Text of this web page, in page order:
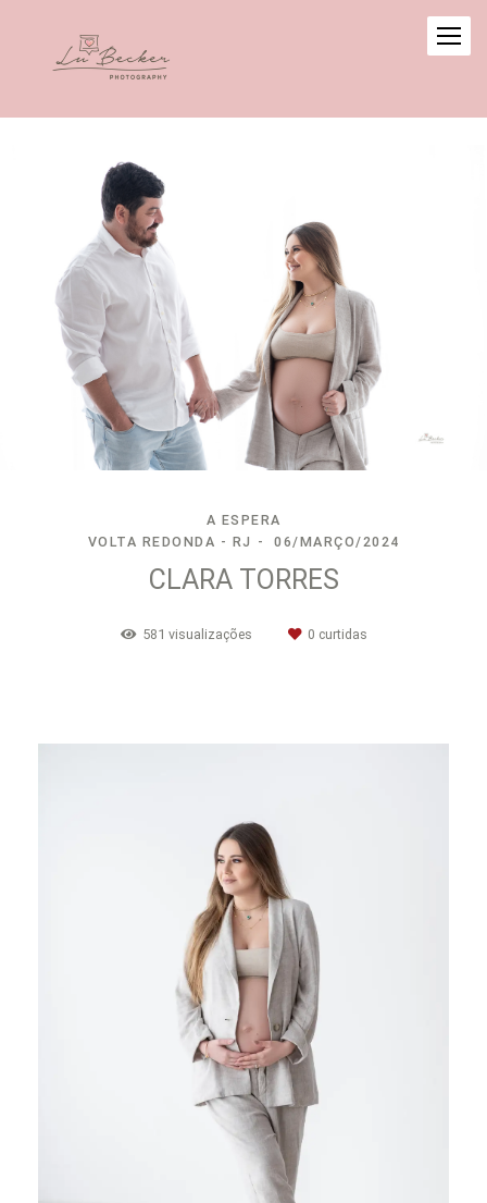
A ESPERA
VOLTA REDONDA - RJ
06/MARÇO/2024
CLARA TORRES
581 visualizações 0 curtidas